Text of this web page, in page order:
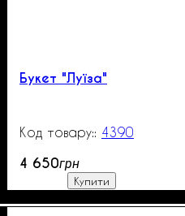
Букет "Луїза"
4390
4 650грн
Купити